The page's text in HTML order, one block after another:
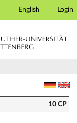
English Login
10 CP